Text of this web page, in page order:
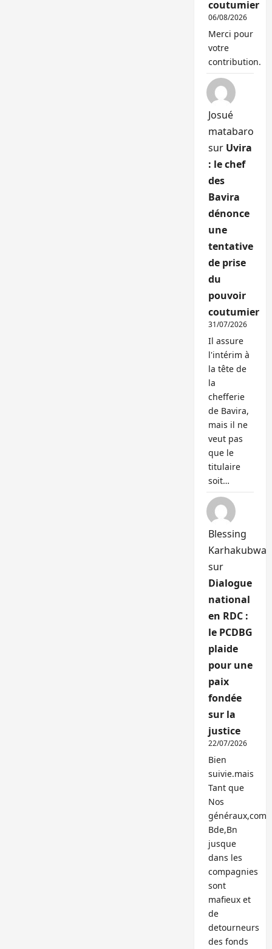
coutumier
06/08/2026
Merci pour
votre
contribution.
Josué
matabaro
sur Uvira
: le chef
des
Bavira
dénonce
une
tentative
de prise
du
pouvoir
coutumier
31/07/2026
Il assure
l'intérim à
la tête de
la
chefferie
de Bavira,
mais il ne
veut pas
que le
titulaire
soit…
Blessing
Karhakubwa
sur
Dialogue
national
en RDC :
le PCDBG
plaide
pour une
paix
fondée
sur la
justice
22/07/2026
Bien
suivie.mais
Tant que
Nos
généraux,com
Bde,Bn
jusque
dans les
compagnies
sont
mafieux et
de
detourneurs
des fonds